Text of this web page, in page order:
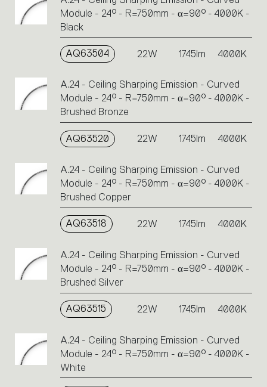
Module - 24° - R=750mm - α=90° - 4000K -
Black
AQ63504 22W 1745lm 4000K
A.24 - Ceiling Sharping Emission - Curved
Module - 24° - R=750mm - α=90° - 4000K -
Brushed Bronze
AQ63520 22W 1745lm 4000K
A.24 - Ceiling Sharping Emission - Curved
Module - 24° - R=750mm - α=90° - 4000K -
Brushed Copper
AQ63518 22W 1745lm 4000K
A.24 - Ceiling Sharping Emission - Curved
Module - 24° - R=750mm - α=90° - 4000K -
Brushed Silver
AQ63515 22W 1745lm 4000K
A.24 - Ceiling Sharping Emission - Curved
Module - 24° - R=750mm - α=90° - 4000K -
White